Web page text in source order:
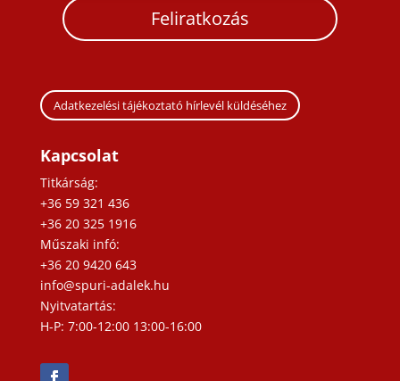
Feliratkozás
Adatkezelési tájékoztató hírlevél küldéséhez
Kapcsolat
Titkárság:
+36 59 321 436
+36 20 325 1916
Műszaki infó:
+36 20 9420 643
info@spuri-adalek.hu
Nyitvatartás:
H-P: 7:00-12:00 13:00-16:00